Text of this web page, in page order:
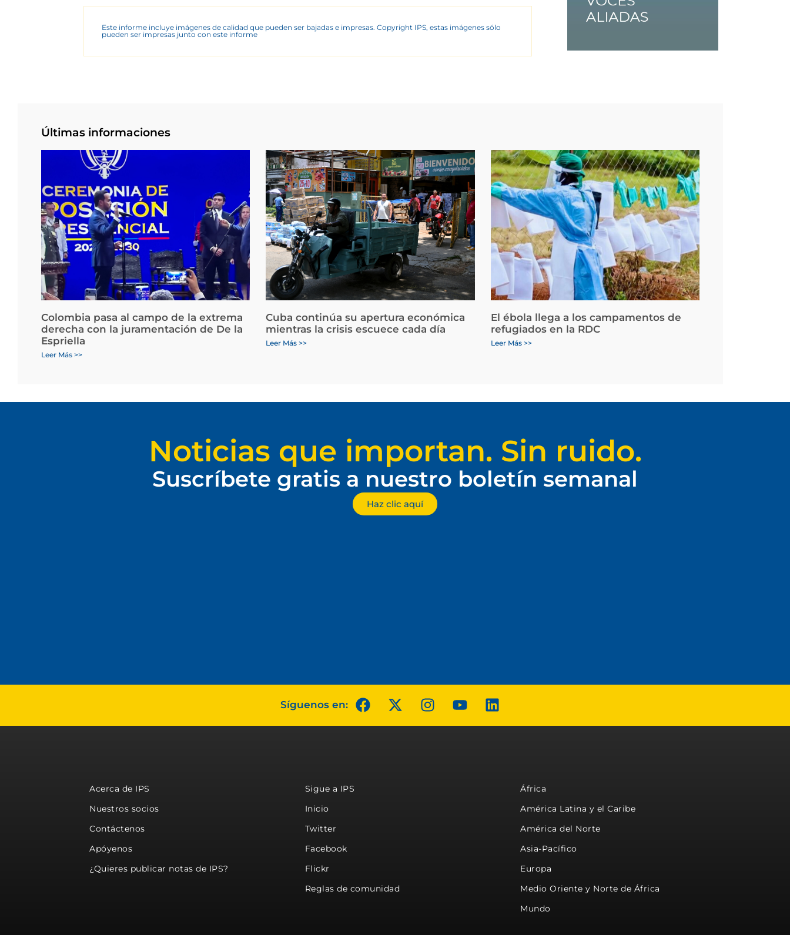
Este informe incluye imágenes de calidad que pueden ser bajadas e impresas. Copyright IPS, estas imágenes sólo
pueden ser impresas junto con este informe
Últimas informaciones
Colombia pasa al campo de la extrema
derecha con la juramentación de De la
Espriella
Leer Más >>
Cuba continúa su apertura económica
mientras la crisis escuece cada día
Leer Más >>
El ébola llega a los campamentos de
refugiados en la RDC
Leer Más >>
Noticias que importan. Sin ruido.
Suscríbete gratis a nuestro boletín semanal
Haz clic aquí
Síguenos en:
Acerca de IPS
Nuestros socios
Contáctenos
Apóyenos
¿Quieres publicar notas de IPS?
Sigue a IPS
Inicio
Twitter
Facebook
Flickr
Reglas de comunidad
África
América Latina y el Caribe
América del Norte
Asia-Pacífico
Europa
Medio Oriente y Norte de África
Mundo